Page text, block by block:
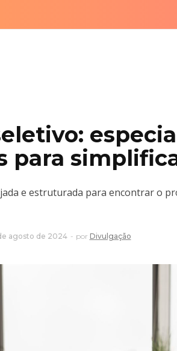
para
e estruturada para encontrar o
agosto de 2024 por Divulgação